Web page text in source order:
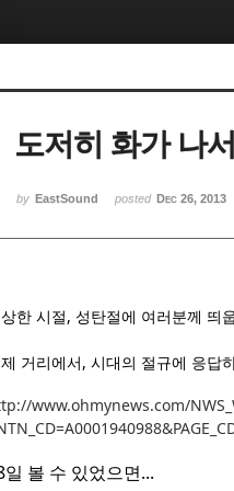
도저히 화가 나
by EastSound posted Dec 26, 2013
한 시절, 성탄절에 여러분께 띄
거리에서, 시대의 절규에 응답
www.ohmynews.com/
일 볼 수 있었으면...